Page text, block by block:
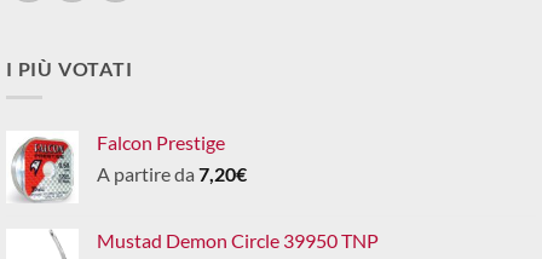
I PIÙ VOTATI
Falcon Prestige
A partire da 7,20€
Mustad Demon Circle 39950 TNP